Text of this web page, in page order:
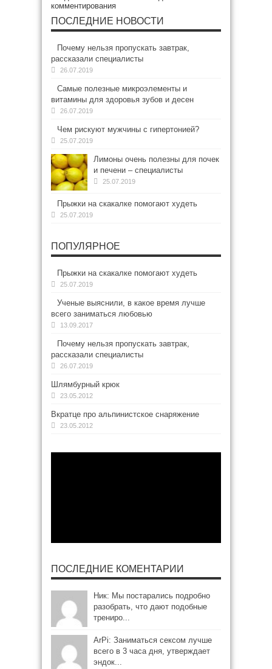
комментирования
ПОСЛЕДНИЕ НОВОСТИ
Почему нельзя пропускать завтрак,
рассказали специалисты
26.07.2019
Самые полезные микроэлементы и
витамины для здоровья зубов и десен
26.07.2019
Чем рискуют мужчины с гипертонией?
25.07.2019
Лимоны очень полезны для почек
и печени – специалисты
25.07.2019
Прыжки на скакалке помогают худеть
25.07.2019
ПОПУЛЯРНОЕ
Прыжки на скакалке помогают худеть
25.07.2019
Ученые выяснили, в какое время лучше
всего заниматься любовью
13.09.2017
Почему нельзя пропускать завтрак,
рассказали специалисты
26.07.2019
Шлямбурный крюк
23.05.2012
Вкратце про альпинистское снаряжение
23.05.2012
ПОСЛЕДНИЕ КОМЕНТАРИИ
Ник: Мы постарались подробно
разобрать, что дают подобные
трениро...
ArPi: Заниматься сексом лучше
всего в 3 часа дня, утверждает
эндок...